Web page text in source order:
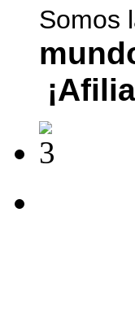
Somos